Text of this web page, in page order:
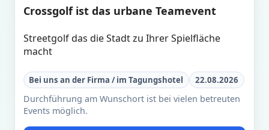
Crossgolf ist das urbane Teamevent
Streetgolf das die Stadt zu Ihrer Spielfläche
macht
Bei uns an der Firma / im Tagungshotel 22.08.2026
Durchführung am Wunschort ist bei vielen betreuten
Events möglich.